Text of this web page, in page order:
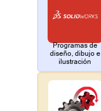
Programas de
diseño, dibujo e
ilustración